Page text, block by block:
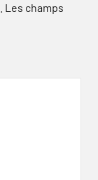
Les champs